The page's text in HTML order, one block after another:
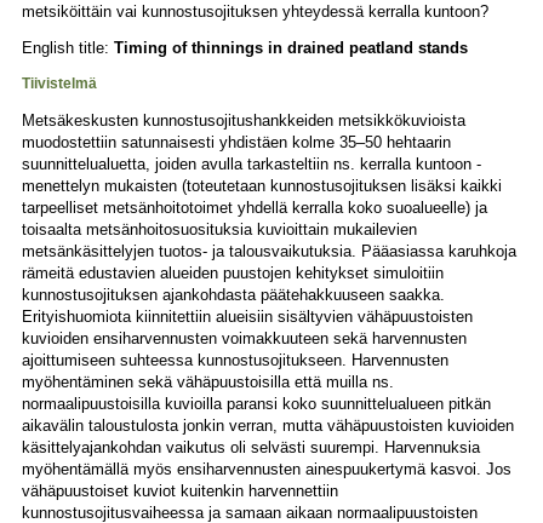
metsiköittäin vai kunnostusojituksen yhteydessä kerralla kuntoon?
English title: Timing of thinnings in drained peatland stands
Tiivistelmä
Metsäkeskusten kunnostusojitushankkeiden metsikkökuvioista
muodostettiin satunnaisesti yhdistäen kolme 35–50 hehtaarin
suunnittelualuetta, joiden avulla tarkasteltiin ns. kerralla kuntoon -
menettelyn mukaisten (toteutetaan kunnostusojituksen lisäksi kaikki
tarpeelliset metsänhoitotoimet yhdellä kerralla koko suoalueelle) ja
toisaalta metsänhoitosuosituksia kuvioittain mukailevien
metsänkäsittelyjen tuotos- ja talousvaikutuksia. Pääasiassa karuhkoja
rämeitä edustavien alueiden puustojen kehitykset simuloitiin
kunnostusojituksen ajankohdasta päätehakkuuseen saakka.
Erityishuomiota kiinnitettiin alueisiin sisältyvien vähäpuustoisten
kuvioiden ensiharvennusten voimakkuuteen sekä harvennusten
ajoittumiseen suhteessa kunnostusojitukseen. Harvennusten
myöhentäminen sekä vähäpuustoisilla että muilla ns.
normaalipuustoisilla kuvioilla paransi koko suunnittelualueen pitkän
aikavälin taloustulosta jonkin verran, mutta vähäpuustoisten kuvioiden
käsittelyajankohdan vaikutus oli selvästi suurempi. Harvennuksia
myöhentämällä myös ensiharvennusten ainespuukertymä kasvoi. Jos
vähäpuustoiset kuviot kuitenkin harvennettiin
kunnostusojitusvaiheessa ja samaan aikaan normaalipuustoisten